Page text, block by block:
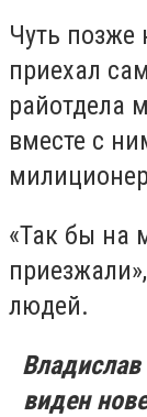
Чуть позже
приехал
райотдела
вместе с
«Так бы на
людей.
виден